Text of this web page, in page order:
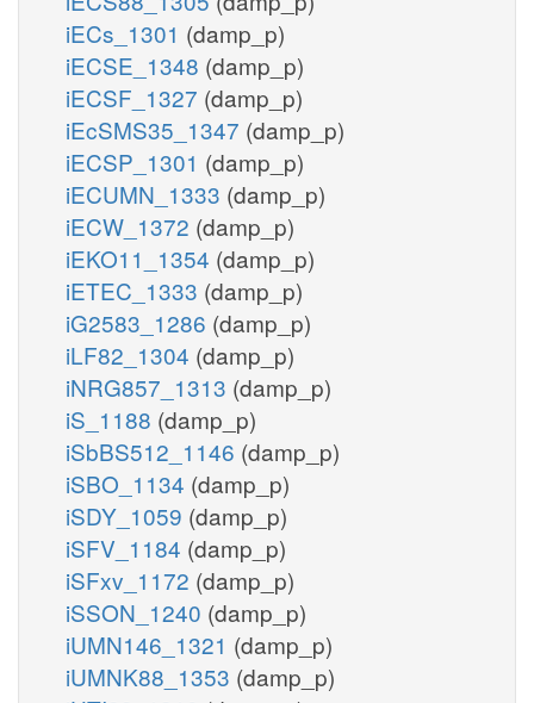
iECs_1301 (damp_p)
iECSE_1348 (damp_p)
iECSF_1327 (damp_p)
iEcSMS35_1347 (damp_p)
iECSP_1301 (damp_p)
iECUMN_1333 (damp_p)
iECW_1372 (damp_p)
iEKO11_1354 (damp_p)
iETEC_1333 (damp_p)
iG2583_1286 (damp_p)
iLF82_1304 (damp_p)
iNRG857_1313 (damp_p)
iS_1188 (damp_p)
iSbBS512_1146 (damp_p)
iSBO_1134 (damp_p)
iSDY_1059 (damp_p)
iSFV_1184 (damp_p)
iSFxv_1172 (damp_p)
iSSON_1240 (damp_p)
iUMN146_1321 (damp_p)
iUMNK88_1353 (damp_p)